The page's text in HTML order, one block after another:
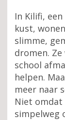
In Kilifi,
kust,
slimme,
dromen.
school
helpen.
meer naar
Niet omdat
simpelweg